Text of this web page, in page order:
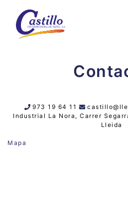
973 19 64 11
Industrial La Nora, Carrer
Lleida
Mapa